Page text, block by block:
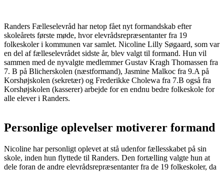
Randers Fælleselevråd har netop fået nyt formandskab efter
skoleårets første møde, hvor elevrådsrepræsentanter fra 19
folkeskoler i kommunen var samlet. Nicoline Lilly Søgaard, som var
en del af fælleselevrådet sidste år, blev valgt til formand. Hun vil
sammen med de nyvalgte medlemmer Gustav Kragh Thomassen fra
7. B på Blicherskolen (næstformand), Jasmine Malkoc fra 9.A på
Korshøjskolen (sekretær) og Frederikke Cholewa fra 7.B også fra
Korshøjskolen (kasserer) arbejde for en endnu bedre folkeskole for
alle elever i Randers.
Personlige oplevelser motiverer formand
Nicoline har personligt oplevet at stå udenfor fællesskabet på sin
skole, inden hun flyttede til Randers. Den fortælling valgte hun at
dele foran de andre elevrådsrepræsentanter fra de 19 folkeskoler, da